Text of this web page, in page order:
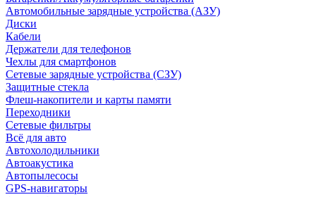
Автомобильные зарядные устройства (АЗУ)
Диски
Кабели
Держатели для телефонов
Чехлы для смартфонов
Сетевые зарядные устройства (СЗУ)
Защитные стекла
Флеш-накопители и карты памяти
Переходники
Сетевые фильтры
Всё для авто
Автохолодильники
Автоакустика
Автопылесосы
GPS-навигаторы